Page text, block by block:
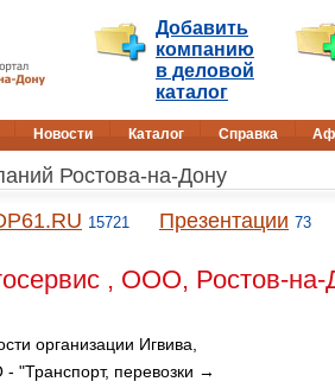
Добавить
компанию
в деловой
каталог
Новости Каталог Справка
Ростова-на-Дону
15721 Презентации 73
, ООО, Ростов-на-
организации Игвива,
"Транспорт, перевозки →